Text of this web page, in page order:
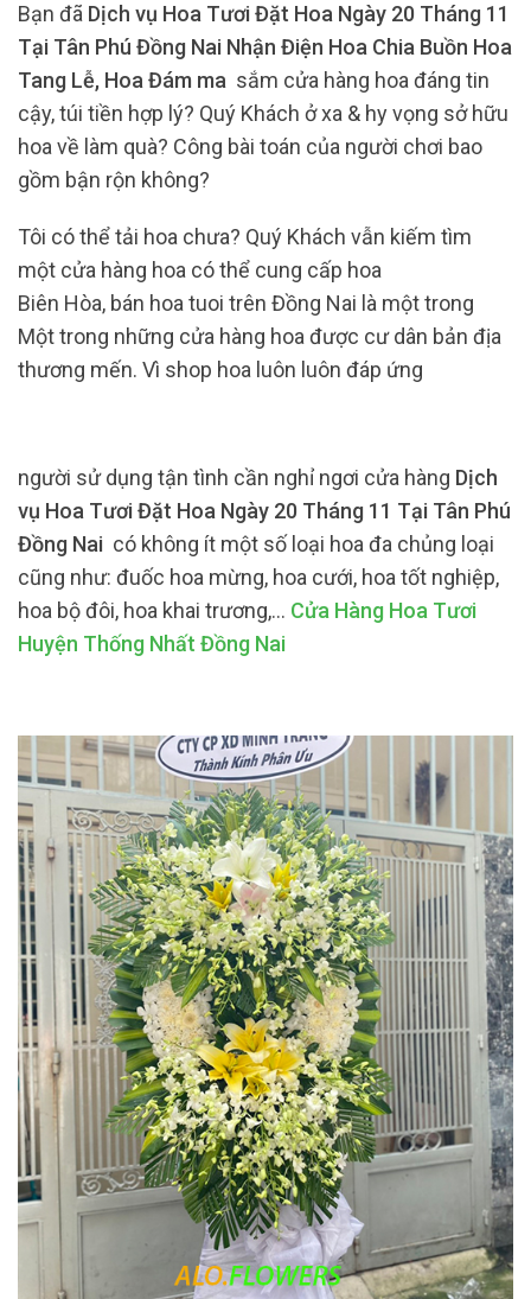
Bạn đã Dịch vụ Hoa Tươi Đặt Hoa Ngày 20 Tháng 11
Tại Tân Phú Đồng Nai Nhận Điện Hoa Chia Buồn Hoa
Tang Lễ, Hoa Đám ma sắm cửa hàng hoa đáng tin
cậy, túi tiền hợp lý? Quý Khách ở xa & hy vọng sở hữu
hoa về làm quà? Công bài toán của người chơi bao
gồm bận rộn không?
Tôi có thể tải hoa chưa? Quý Khách vẫn kiếm tìm
một cửa hàng hoa có thể cung cấp hoa
Biên Hòa, bán hoa tuoi trên Đồng Nai là một trong
Một trong những cửa hàng hoa được cư dân bản địa
thương mến. Vì shop hoa luôn luôn đáp ứng
người sử dụng tận tình cần nghỉ ngơi cửa hàng Dịch
vụ Hoa Tươi Đặt Hoa Ngày 20 Tháng 11 Tại Tân Phú
Đồng Nai có không ít một số loại hoa đa chủng loại
cũng như: đuốc hoa mừng, hoa cưới, hoa tốt nghiệp,
hoa bộ đôi, hoa khai trương,… Cửa Hàng Hoa Tươi
Huyện Thống Nhất Đồng Nai